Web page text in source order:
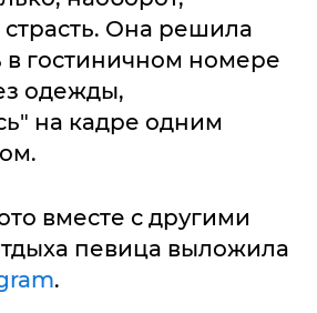
страсть. Она решила
в гостиничном номере
одежды,
на кадре одним
вместе с другими
певица выложила
.